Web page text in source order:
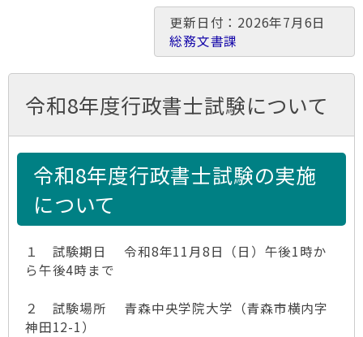
更新日付：2026年7月6日
総務文書課
令和8年度行政書士試験について
令和8年度行政書士試験の実施
について
１ 試験期日 令和8年11月8日（日）午後1時か
ら午後4時まで
２ 試験場所 青森中央学院大学（青森市横内字
神田12-1）